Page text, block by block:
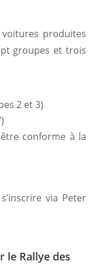
produites
groupes et trois
2 et 3)
conforme à la
via Peter
le Rallye des